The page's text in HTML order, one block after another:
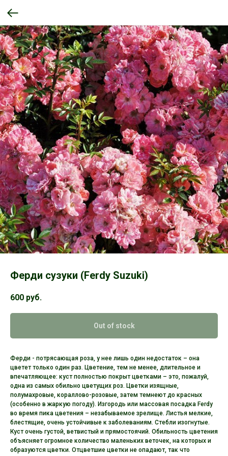
Ферди сузуки (Ferdy Suzuki)
600 руб.
Out of stock
Ферди - потрясающая роза, у нее лишь один недостаток – она
цветет только один раз. Цветение, тем не менее, длительное и
впечатляющее: куст полностью покрыт цветками – это, пожалуй,
одна из самых обильно цветущих роз. Цветки изящные,
полумахровые, кораллово-розовые, затем темнеют до красных
(особенно в жаркую погоду). Изгородь или массовая посадка Ferdy
во время пика цветения – незабываемое зрелище. Листья мелкие,
блестящие, очень устойчивые к заболеваниям. Стебли изогнутые.
Куст очень густой, ветвистый и прямостоячий. Обильность цветения
объясняет огромное количество маленьких веточек, на которых и
образуются цветки. Отцветшие цветки не опадают, так что